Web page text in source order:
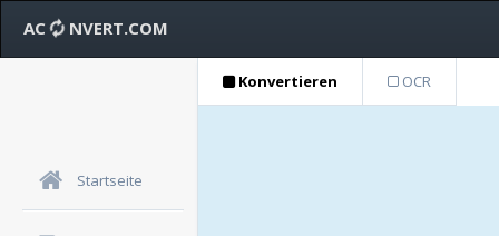
AC NVERT.COM
Startseite
Konvertieren OCR